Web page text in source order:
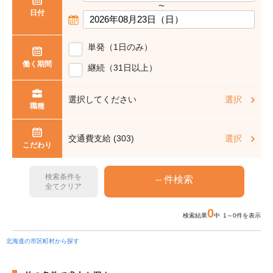
日付
〜
働く期間
単発（1日のみ）
継続（31日以上）
職種
選択してください 選択
こだわり
交通費支給 (303) 選択
検索条件を
全てクリア
検索結果0中 1～0件を表示
北海道の市区町村から探す